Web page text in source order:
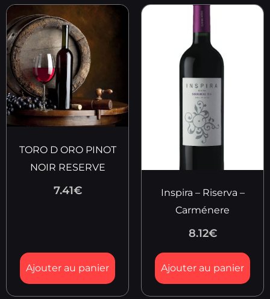
TORO D ORO PINOT
NOIR RESERVE
7.41€
Ajouter au panier
Inspira – Riserva –
Carménere
8.12€
Ajouter au panier